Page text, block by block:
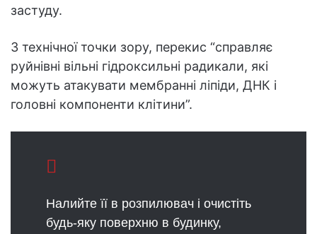
застуду.
З технічної точки зору, перекис “справляє
руйнівні вільні гідроксильні радикали, які
можуть атакувати мембранні ліпіди, ДНК і
головні компоненти клітини”.
Налийте її в розпилювач і очистіть
будь-яку поверхню в будинку,